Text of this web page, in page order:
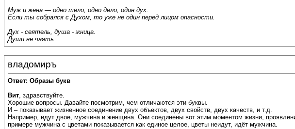
Муж и жена — одно тело, одно дело, один дух.
Если ты собрался с Духом, то уже не один перед лицом опасности.
Дух - сеятель, душа - жница.
Души не чаять.
владомиръ
Ответ: Образы букв
Вит, здравствуйте.
Хорошие вопросы. Давайте посмотрим, чем отличаются эти буквы.
И – показывает жизненное соединение двух объектов, двух свойств, двух качеств, и т.д.
Например, идут двое, мужчина и женщина. Они соединены вот этим моментом жизни,
примере мужчина с цветами показывается как единое целое, цветы неидут, идёт мужчина.